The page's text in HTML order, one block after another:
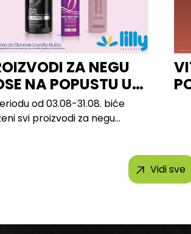
ZA NEGU
NA POPUSTU U
od 03.08-31.08. biće
svi proizvodi za negu
Vidi sve